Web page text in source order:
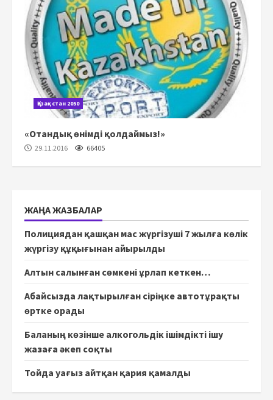
Қазақстан 2050
«Отандық өнімді қолдаймыз!»
29.11.2016 66405
ЖАҢА ЖАЗБАЛАР
Полициядан қашқан мас жүргізуші 7 жылға көлік
жүргізу құқығынан айырылды
Алтын салынған сөмкені ұрлап кеткен…
Абайсызда лақтырылған сіріңке автотұрақты
өртке орады
Баланың көзінше алкогольдік ішімдікті ішу
жазаға әкеп соқты
Тойда уағыз айтқан қария қамалды